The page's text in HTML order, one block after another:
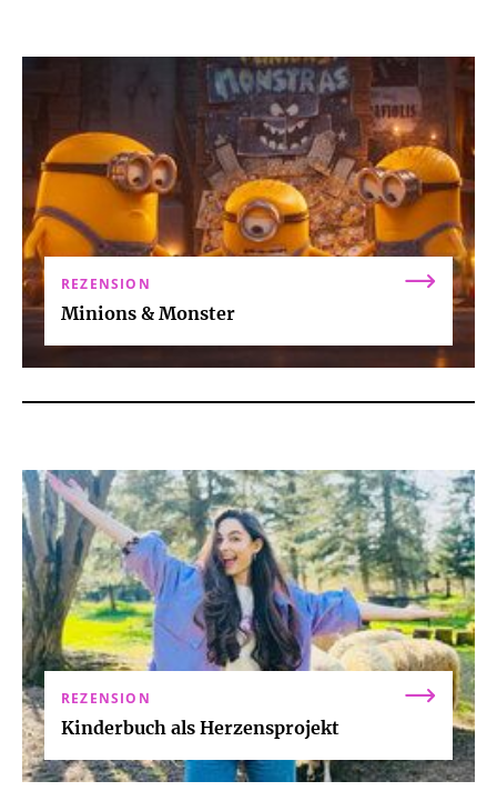
REZENSION
Minions & Monster
REZENSION
Kinderbuch als Herzensprojekt